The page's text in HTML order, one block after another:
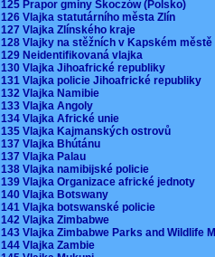
125 Prapor gminy Skoczów (Polsko)
126 Vlajka statutárního města Zlín
127 Vlajka Zlínského kraje
128 Vlajky na stěžních v Kapském
129 Neidentifikovaná vlajka
130 Vlajka Jihoafrické republiky
131 Vlajka policie Jihoafrické republiky
132 Vlajka Namibie
133 Vlajka Angoly
134 Vlajka Africké unie
135 Vlajka Kajmanských ostrovů
137 Vlajka Bhútánu
137 Vlajka Palau
138 Vlajka namibijské policie
139 Vlajka Organizace africké jednoty
140 Vlajka Botswany
141 Vlajka botswanské policie
142 Vlajka Zimbabwe
143 Vlajka Zimbabwe Parks and Wildlife
144 Vlajka Zambie